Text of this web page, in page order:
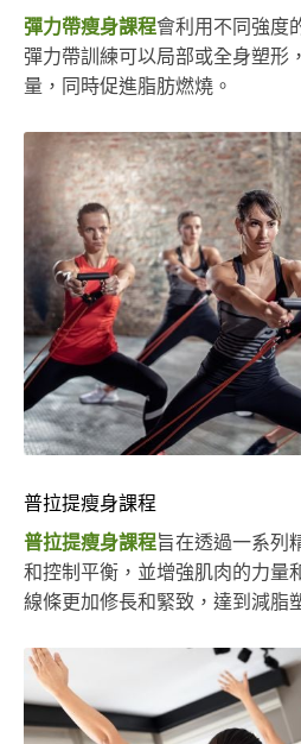
彈力帶瘦身課程會利用不同強度
彈力帶訓練可以局部或全身塑形
量，同時促進脂肪燃燒。
普拉提瘦身課程
普拉提瘦身課程旨在透過一系列
和控制平衡，並增強肌肉的力量
線條更加修長和緊致，達到減脂